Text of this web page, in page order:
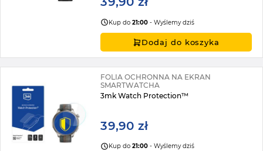
Kup do21:00 - Wyślemy dziś
Dodaj do koszyka
FOLIA OCHRONNA NA EKRAN
SMARTWATCHA
3mk Watch Protection™
39,90 zł
Kup do21:00 - Wyślemy dziś